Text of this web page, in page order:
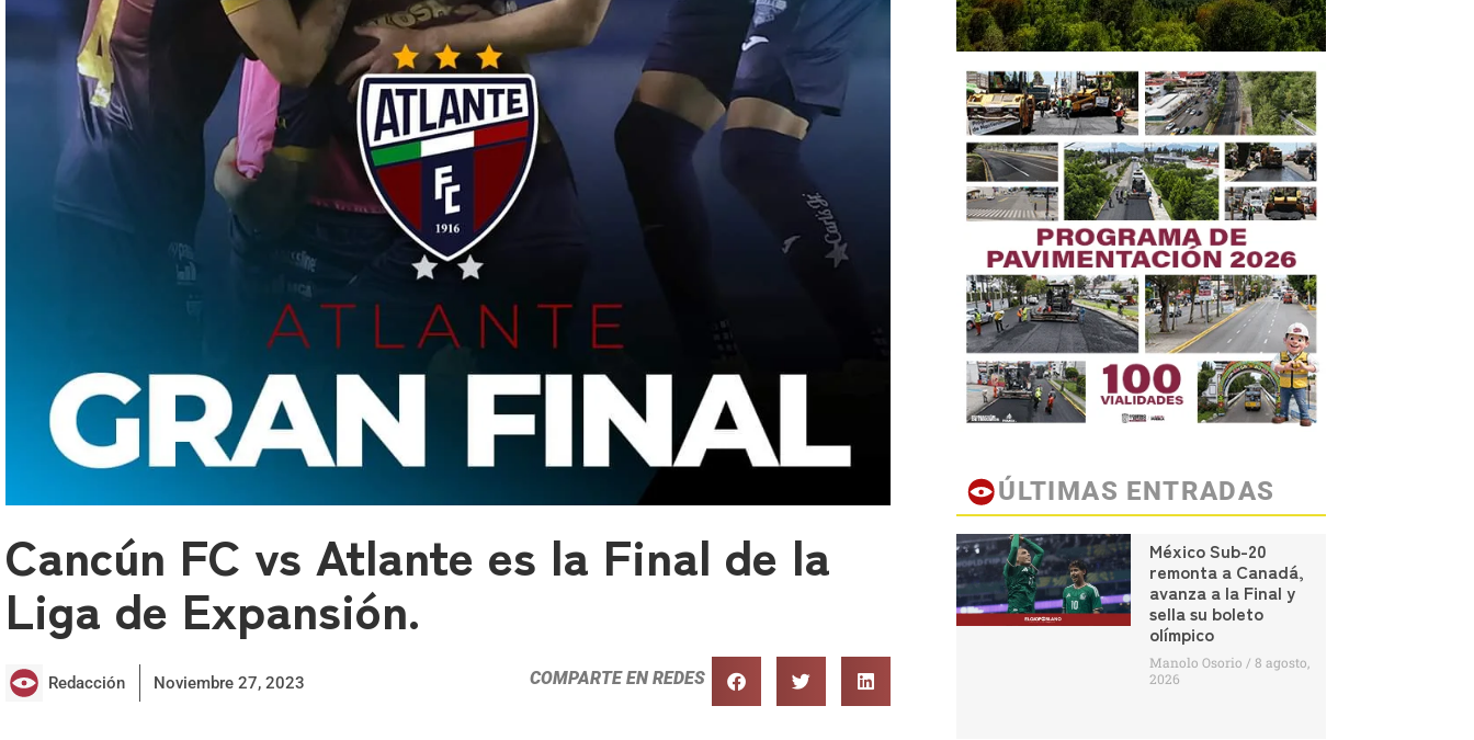
Cancún FC vs Atlante es la Final de la
Liga de Expansión.
Redacción Noviembre 27, 2023 COMPARTE EN REDES
ÚLTIMAS ENTRADAS
México Sub-20
remonta a Canadá,
avanza a la Final y
sella su boleto
olímpico
Manolo Osorio
8 agosto,
2026